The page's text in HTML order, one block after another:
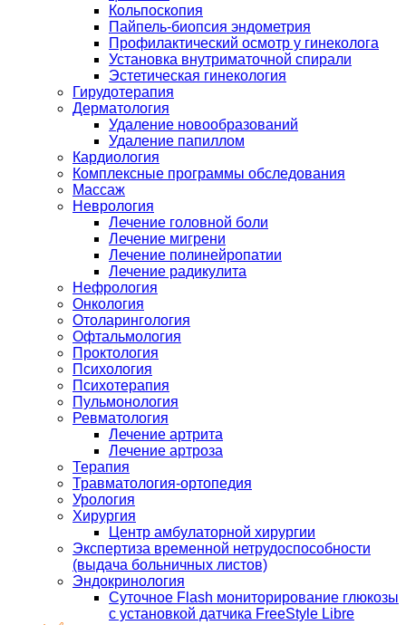
Кольпоскопия
Пайпель-биопсия эндометрия
Профилактический осмотр у гинеколога
Установка внутриматочной спирали
Эстетическая гинекология
Гирудотерапия
Дерматология
Удаление новообразований
Удаление папиллом
Кардиология
Комплексные программы обследования
Массаж
Неврология
Лечение головной боли
Лечение мигрени
Лечение полинейропатии
Лечение радикулита
Нефрология
Онкология
Отоларингология
Офтальмология
Проктология
Психология
Психотерапия
Пульмонология
Ревматология
Лечение артрита
Лечение артроза
Терапия
Травматология-ортопедия
Урология
Хирургия
Центр амбулаторной хирургии
Экспертиза временной нетрудоспособности
(выдача больничных листов)
Эндокринология
Суточное Flash мониторирование глюкозы
с установкой датчика FreeStyle Libre